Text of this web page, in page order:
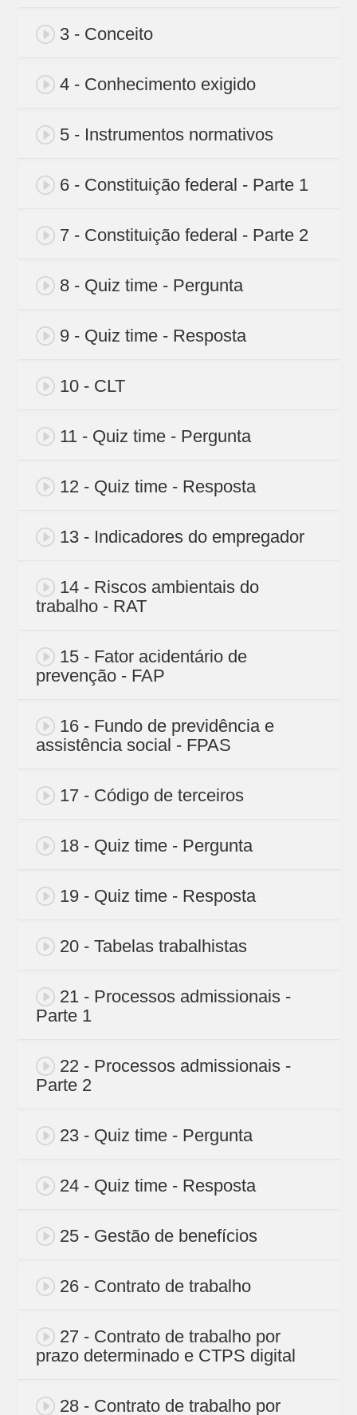
3 - Conceito
4 - Conhecimento exigido
5 - Instrumentos normativos
6 - Constituição federal - Parte 1
7 - Constituição federal - Parte 2
8 - Quiz time - Pergunta
9 - Quiz time - Resposta
10 - CLT
11 - Quiz time - Pergunta
12 - Quiz time - Resposta
13 - Indicadores do empregador
14 - Riscos ambientais do
trabalho - RAT
15 - Fator acidentário de
prevenção - FAP
16 - Fundo de previdência e
assistência social - FPAS
17 - Código de terceiros
18 - Quiz time - Pergunta
19 - Quiz time - Resposta
20 - Tabelas trabalhistas
21 - Processos admissionais -
Parte 1
22 - Processos admissionais -
Parte 2
23 - Quiz time - Pergunta
24 - Quiz time - Resposta
25 - Gestão de benefícios
26 - Contrato de trabalho
27 - Contrato de trabalho por
prazo determinado e CTPS digital
28 - Contrato de trabalho por